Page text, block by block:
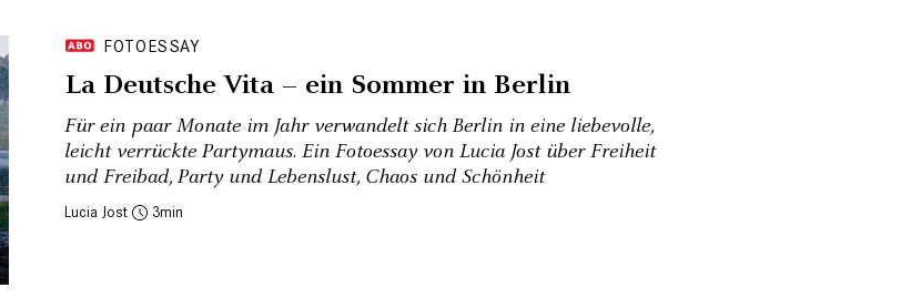
FOTOESSAY
La Deutsche Vita – ein Sommer in Berlin
Für ein paar Monate im Jahr verwandelt sich Berlin in eine liebevolle,
leicht verrückte Partymaus. Ein Fotoessay von Lucia Jost über Freiheit
und Freibad, Party und Lebenslust, Chaos und Schönheit
Lucia Jost 3